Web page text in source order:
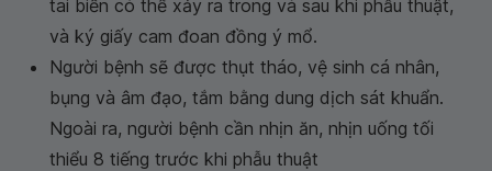
tai biến có thể xảy ra trong và sau khi phẫu thuật,
và ký giấy cam đoan đồng ý mổ.
Người bệnh sẽ được thụt tháo, vệ sinh cá nhân,
bụng và âm đạo, tắm bằng dung dịch sát khuẩn.
Ngoài ra, người bệnh cần nhịn ăn, nhịn uống tối
thiểu 8 tiếng trước khi phẫu thuật